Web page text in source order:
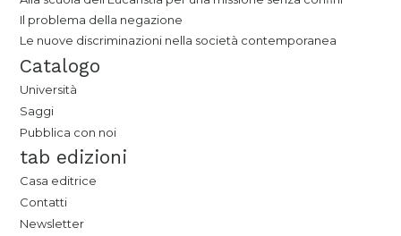
Il problema della negazione
Le nuove discriminazioni nella società contemporanea
Catalogo
Università
Saggi
Pubblica con noi
tab edizioni
Casa editrice
Contatti
Newsletter